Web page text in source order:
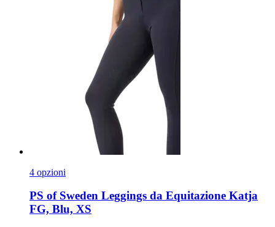
4 opzioni
PS of Sweden Leggings da Equitazione Katja
FG, Blu, XS